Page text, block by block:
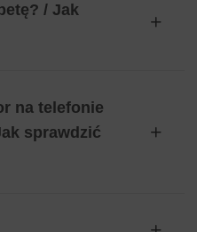
/ Jak
na telefonie
sprawdzić